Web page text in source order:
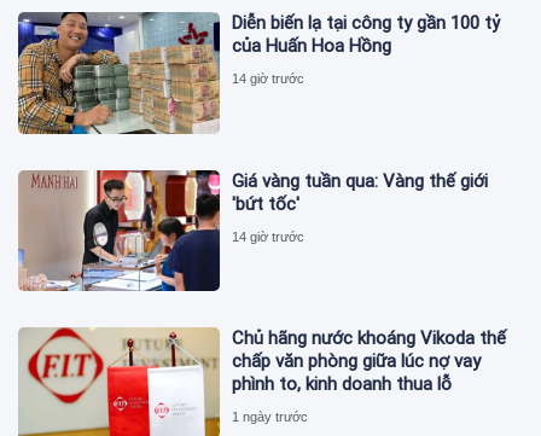
Diễn biến lạ tại công ty gần 100 tỷ
của Huấn Hoa Hồng
14 giờ trước
Giá vàng tuần qua: Vàng thế giới
'bứt tốc'
14 giờ trước
Chủ hãng nước khoáng Vikoda thế
chấp văn phòng giữa lúc nợ vay
phình to, kinh doanh thua lỗ
1 ngày trước